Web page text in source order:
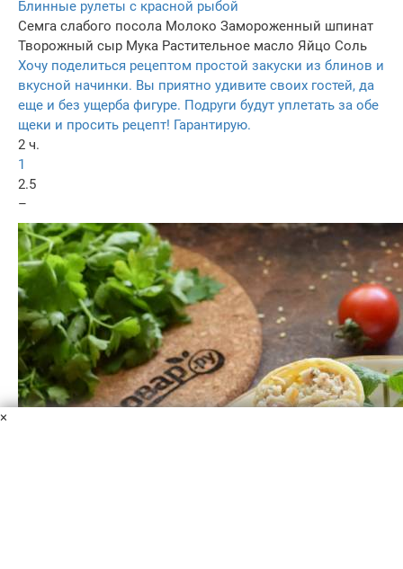
Блинные рулеты с красной рыбой
Семга слабого посола Молоко Замороженный шпинат
Творожный сыр Мука Растительное масло Яйцо Соль
Хочу поделиться рецептом простой закуски из блинов и
вкусной начинки. Вы приятно удивите своих гостей, да
еще и без ущерба фигуре. Подруги будут уплетать за обе
щеки и просить рецепт! Гарантирую.
2 ч.
1
2.5
–
×